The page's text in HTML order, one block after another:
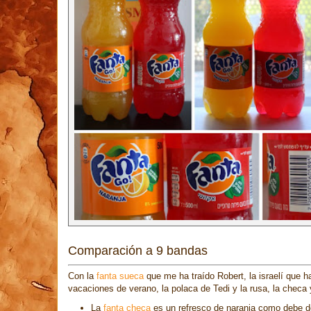
Comparación a 9 bandas
Con la fanta suecaque me ha traído Robert, la israelí que
vacaciones de verano, la polaca de Tedi y la rusa, la
La fanta checaes un refresco de naranja como debe